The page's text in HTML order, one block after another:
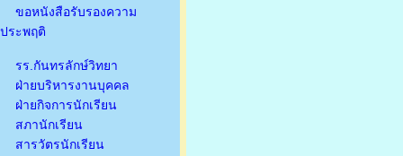
ขอหนังสือรับรองความ
ประพฤติ
รร.กันทรลักษ์วิทยา
ฝ่ายบริหารงานบุคคล
ฝ่ายกิจการนักเรียน
สภานักเรียน
สารวัตรนักเรียน